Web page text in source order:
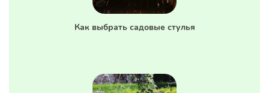
Как выбрать садовые стулья